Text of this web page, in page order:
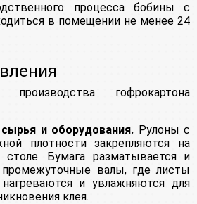
процесса бобины с
в помещении не менее 24
гофрокартона
и оборудования. Рулоны с
плотности закрепляются на
столе. Бумага разматывается и
промежуточные валы, где листы
и увлажняются для
клея.